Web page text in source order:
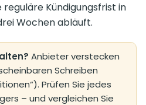
Kündigungsfrist in
Wochen abläuft.
Anbieter verstecken
Schreiben
Prüfen Sie jedes
– und vergleichen Sie